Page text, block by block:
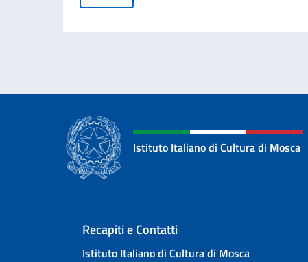
Istituto Italiano di Cultura di Mosca
Sezione footer
Recapiti e Contatti
Istituto Italiano di Cultura di Mosca